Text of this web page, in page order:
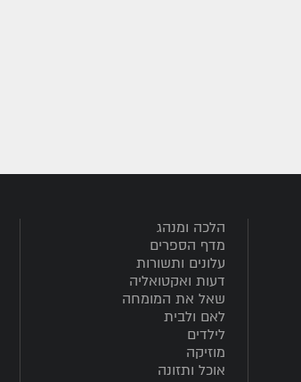
הלכה ומנהג
מדף הספרים
עלונים ותשורות
דעות ואקטואליה
שאל את המומחה
לאם ולבית
לילדים
מוזיקה
אוכל ותזונה